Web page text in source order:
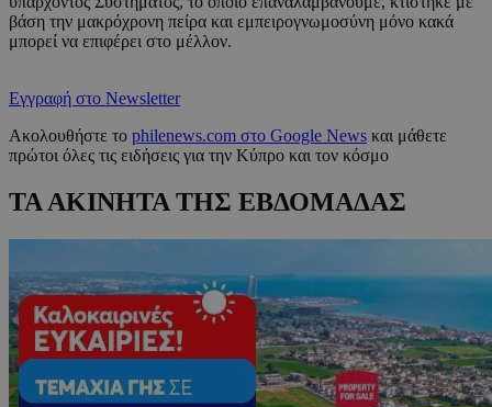
βάση την μακρόχρονη πείρα και εμπειρογνωμοσύνη μόνο κακά
μπορεί να επιφέρει στο μέλλον.
Εγγραφή στο Newsletter
Ακολουθήστε το philenews.com στο Google News και μάθετε
πρώτοι όλες τις ειδήσεις για την Κύπρο και τον κόσμο
ΤΑ ΑΚΙΝΗΤΑ ΤΗΣ ΕΒΔΟΜΑΔΑΣ